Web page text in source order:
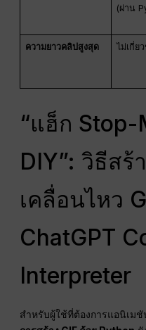
(ผ่าน
ความยาวคลิปสูงสุด ไม่เกี่ย
“แฮ็ก
DIY”: วิธีสร้
เคลื่อนไหว
ChatGPT
Interpreter
สำหรับผู้ใช้ที่ต้องการแอนิเม